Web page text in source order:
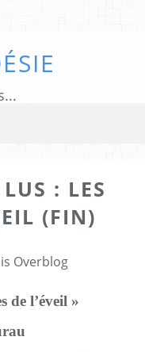
: LES
(FIN)
Overblog
l’éveil »